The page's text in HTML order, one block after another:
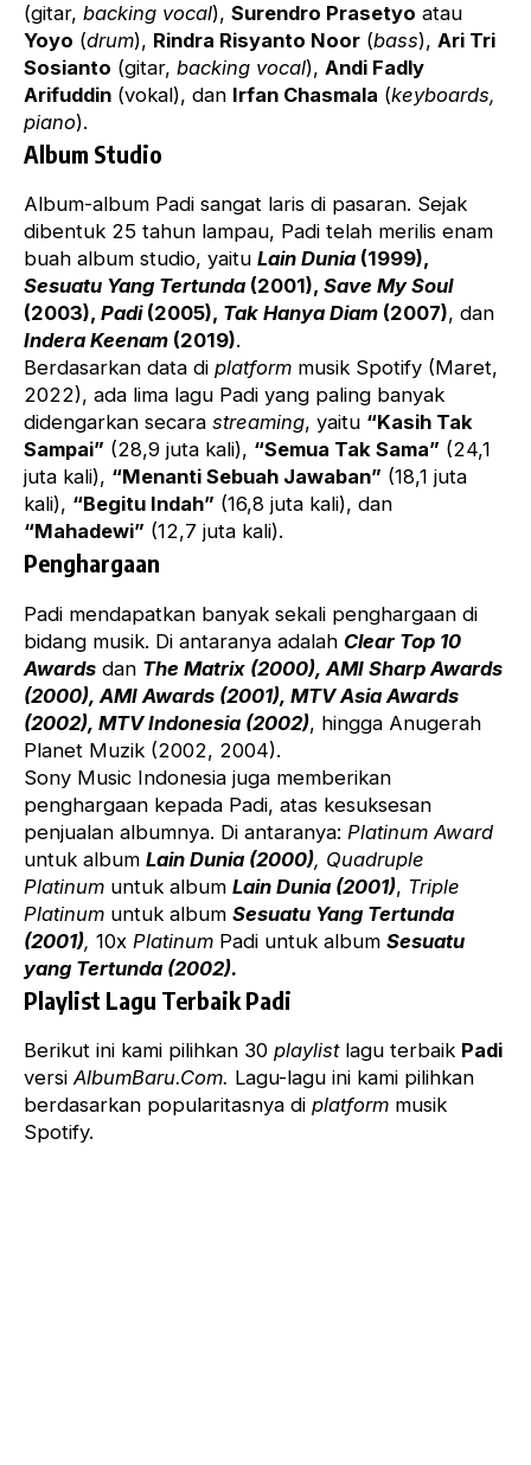
(gitar, backing vocal), Surendro Prasetyo atau
Yoyo (drum), Rindra Risyanto Noor (bass), Ari Tri
Sosianto (gitar, backing vocal), Andi Fadly
Arifuddin (vokal), dan Irfan Chasmala (keyboards,
piano).
Album Studio
Album-album Padi sangat laris di pasaran. Sejak
dibentuk 25 tahun lampau, Padi telah merilis enam
buah album studio, yaitu Lain Dunia (1999),
Sesuatu Yang Tertunda (2001), Save My Soul
(2003), Padi(2005), Tak Hanya Diam (2007), dan
Indera Keenam (2019).
Berdasarkan data di platform musik Spotify (Maret,
2022), ada lima lagu Padi yang paling banyak
didengarkan secara streaming, yaitu “Kasih Tak
Sampai” (28,9 juta kali), “Semua Tak Sama” (24,1
juta kali), “Menanti Sebuah Jawaban” (18,1 juta
kali), “Begitu Indah” (16,8 juta kali), dan
“Mahadewi” (12,7 juta kali).
Penghargaan
Padi mendapatkan banyak sekali penghargaan di
bidang musik. Di antaranya adalah Clear Top 10
Awards dan The Matrix (2000), AMI Sharp Awards
(2000), AMI Awards (2001), MTV Asia Awards
(2002), MTV Indonesia (2002), hingga Anugerah
Planet Muzik (2002, 2004).
Sony Music Indonesia juga memberikan
penghargaan kepada Padi, atas kesuksesan
penjualan albumnya. Di antaranya: Platinum Award
untuk album Lain Dunia (2000), Quadruple
Platinum untuk album Lain Dunia (2001), Triple
Platinum untuk album Sesuatu Yang Tertunda
(2001), 10x Platinum Padi untuk album Sesuatu
yang Tertunda (2002).
Playlist Lagu Terbaik Padi
Berikut ini kami pilihkan 30 playlistlagu terbaik Padi
versi AlbumBaru.Com. Lagu-lagu ini kami pilihkan
berdasarkan popularitasnya di platform musik
Spotify.